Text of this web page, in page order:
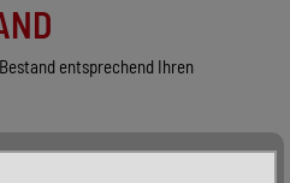
entsprechend Ihren